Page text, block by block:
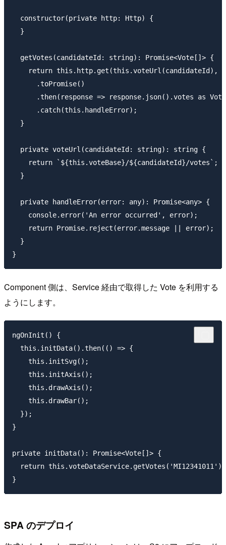
  constructor(private http: Http) {
  }
  getVotes(candidateId: string): Promise<Vote[]> {
return this.http.get(this.voteUrl(candidateId),
      .toPromise()
.then(response => response.json().votes as
      .catch(this.handleError);
  }
  private voteUrl(candidateId: string): string {
    return `${this.voteBase}/${candidateId}/votes`;
  }
  private handleError(error: any): Promise<any> {
    console.error('An error occurred', error);
    return Promise.reject(error.message || error);
  }
Component 側は、Service 経由で取得した Vote を利用する
ようにします。
ngOnInit() {
  this.initData().then(() => {
    this.initSvg();
    this.initAxis();
    this.drawAxis();
    this.drawBar();
  });
}
private initData(): Promise<Vote[]> {
return
SPA のデプロイ